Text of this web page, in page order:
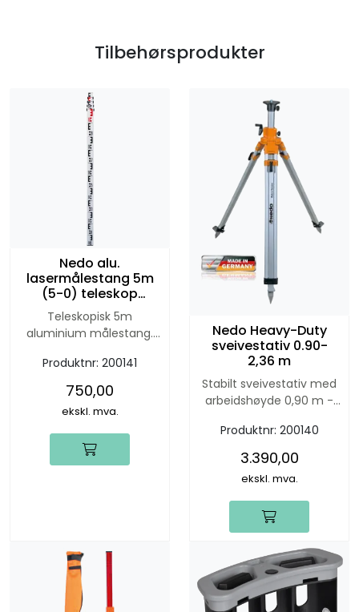
Tilbehørsprodukter
Nedo alu.
lasermålestang 5m
(5-0) teleskop
m/clip-on libelle
Teleskopisk 5m
aluminium målestang.
stålforsterkede knapper.
Produktnr: 200141
750,00
ekskl. mva.
Nedo Heavy-Duty
sveivestativ 0.90-
2,36 m
Stabilt sveivestativ med
arbeidshøyde 0,90 m -
roterende lasere.
Produktnr: 200140
3.390,00
ekskl. mva.